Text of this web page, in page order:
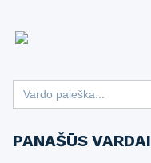
Search
for:
PANAŠŪS VARDAI